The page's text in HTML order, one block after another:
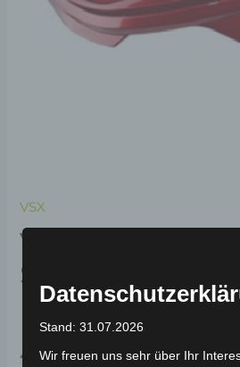
VSX
VSX
RECHTS-ROT
49,00€ *
Stand: 31.07.2026
Wir freuen uns sehr über Ihr